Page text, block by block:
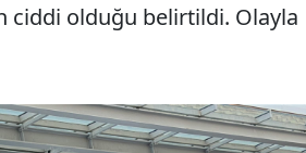
ciddi olduğu belirtildi. Olayla